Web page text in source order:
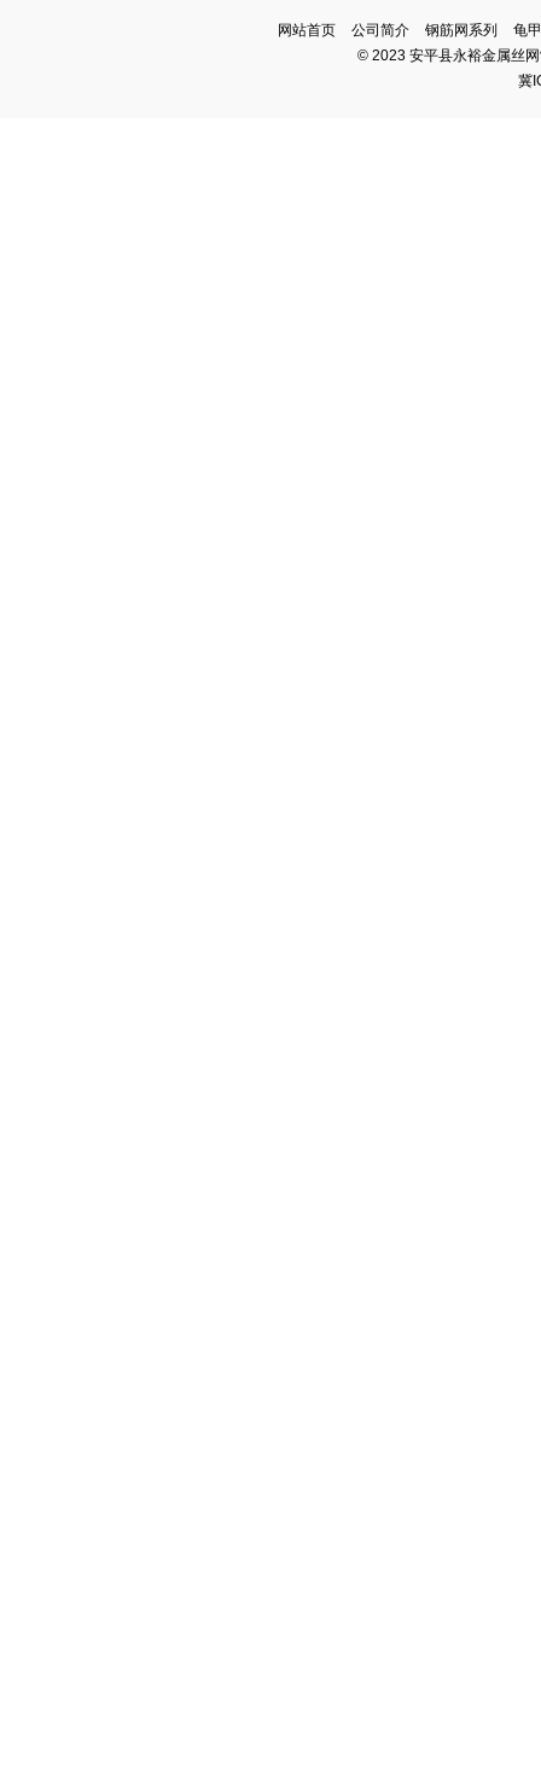
网站首页 公司简介 钢筋网系列
龟
© 2023 安平县永裕金属丝
冀